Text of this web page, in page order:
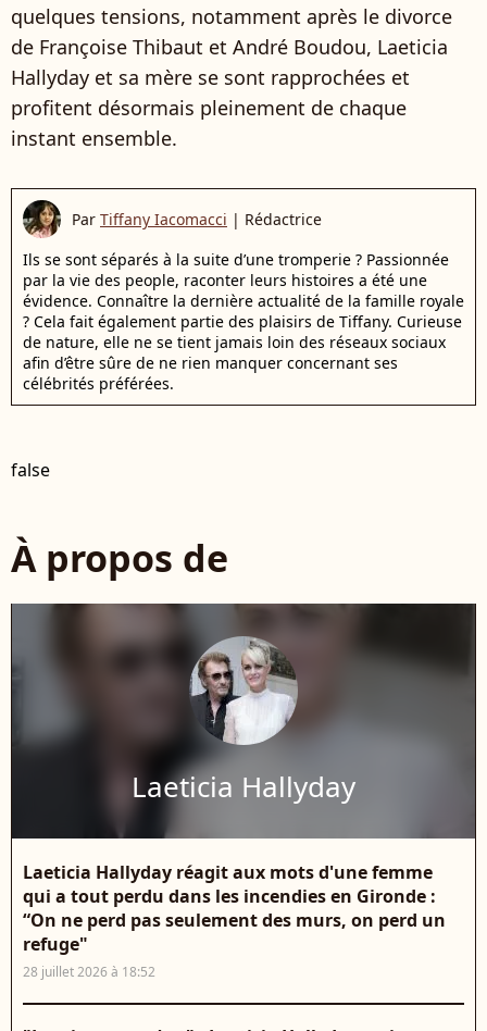
quelques tensions, notamment après le divorce
de Françoise Thibaut et André Boudou, Laeticia
Hallyday et sa mère se sont rapprochées et
profitent désormais pleinement de chaque
instant ensemble.
Par Tiffany Iacomacci | Rédactrice
Ils se sont séparés à la suite d’une tromperie ? Passionnée
par la vie des people, raconter leurs histoires a été une
évidence. Connaître la dernière actualité de la famille royale
? Cela fait également partie des plaisirs de Tiffany. Curieuse
de nature, elle ne se tient jamais loin des réseaux sociaux
afin d’être sûre de ne rien manquer concernant ses
célébrités préférées.
false
À propos de
Laeticia Hallyday
Laeticia Hallyday réagit aux mots d'une femme
qui a tout perdu dans les incendies en Gironde :
“On ne perd pas seulement des murs, on perd un
refuge"
28 juillet 2026 à 18:52